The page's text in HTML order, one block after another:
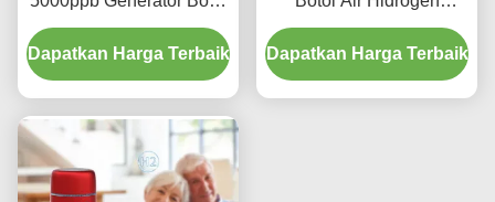
Air Hidrogen Untuk
Semua Usia
Dapatkan Harga Terbaik
Portable 2000ppb Kontrol
Sentuh
Dapatkan Harga Terbaik